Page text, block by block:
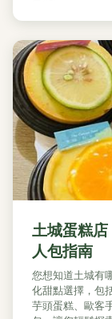
土城蛋糕
人包指南
您想知道土城有
化甜點選擇，包
芋頭蛋糕、歐客